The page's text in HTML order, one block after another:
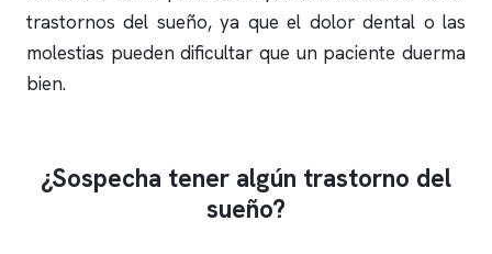
trastornos del sueño, ya que el dolor dental o las
molestias pueden dificultar que un paciente duerma
bien.
¿Sospecha tener algún trastorno del
sueño?